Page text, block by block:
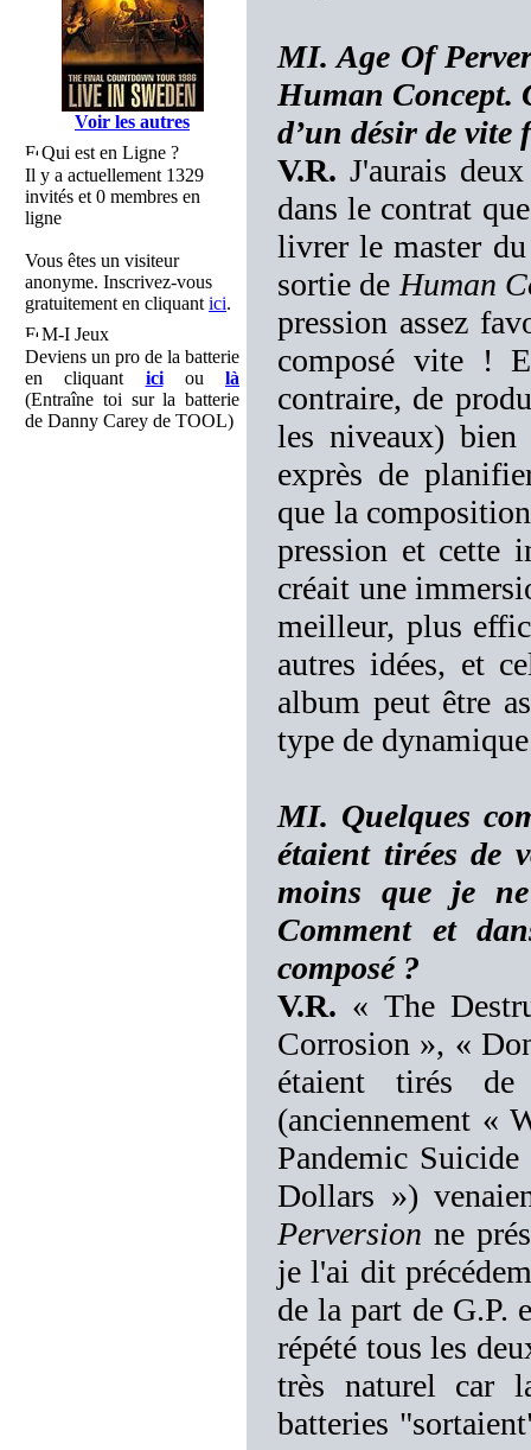
Voir les autres
Qui est en Ligne ?
Il y a actuellement 1329
invités et 0 membres en
ligne
Vous êtes un visiteur
anonyme. Inscrivez-vous
gratuitement en cliquant ici.
M-I Jeux
Deviens un pro de la batterie
en cliquant iciou là
(Entraîne toi sur la batterie
de Danny Carey de TOOL)
MI. Age Of
Human Concept.
d’un désir de vite
V.R. J'aurais
dans le contrat
livrer le master
sortie de Human
pression assez
composé vite !
contraire, de
les niveaux) bien
exprès de
que la
pression et cette
créait une
meilleur, plus
autres idées, et
album peut être
type de
MI. Quelques
étaient tirées de
moins que je
Comment et
composé ?
V.R. « The
Corrosion », «
étaient tirés
(anciennement «
Pandemic
Dollars »)
Perversion ne
je l'ai dit
de la part de G.P.
répété tous les
très naturel car
batteries